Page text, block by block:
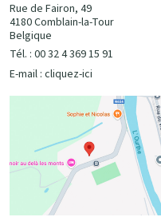
Rue de Fairon, 49
4180 Comblain-la-Tour
Belgique
Tél. : 00 32 4 369 15 91
E-mail : cliquez-ici